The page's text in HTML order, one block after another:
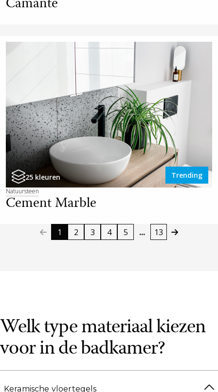
Camante
25 kleuren Trending
Natuursteen
Cement Marble
1 2 3 4 5 ... 13
Welk type materiaal kiezen
voor in de badkamer?
Keramische vloertegels